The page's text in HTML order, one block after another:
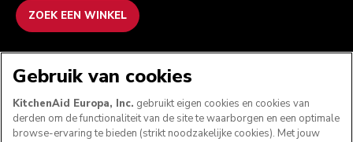
ZOEK EEN WINKEL
Gebruik van cookies
KitchenAid Europa, Inc. gebruikt eigen cookies en cookies van
derden om de functionaliteit van de site te waarborgen en een optimale
browse-ervaring te bieden (strikt noodzakelijke cookies). Met jouw